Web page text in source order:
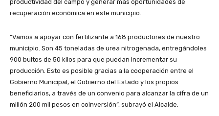
productividad del campo y generar más oportunidades de
recuperación económica en este municipio.
“Vamos a apoyar con fertilizante a 168 productores de nuestro
municipio. Son 45 toneladas de urea nitrogenada, entregándoles
900 bultos de 50 kilos para que puedan incrementar su
producción. Esto es posible gracias a la cooperación entre el
Gobierno Municipal, el Gobierno del Estado y los propios
beneficiarios, a través de un convenio para alcanzar la cifra de un
millón 200 mil pesos en coinversión”, subrayó el Alcalde.